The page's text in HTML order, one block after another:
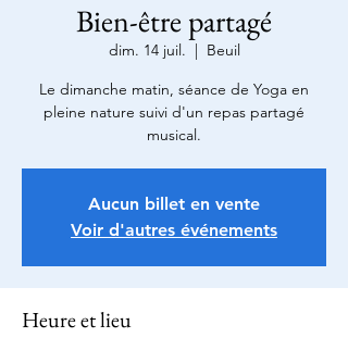
Bien-être partagé
dim. 14 juil.
  |
Beuil
Le dimanche matin, séance de Yoga en
pleine nature suivi d'un repas partagé
musical.
Aucun billet en vente
Voir d'autres événements
Heure et lieu